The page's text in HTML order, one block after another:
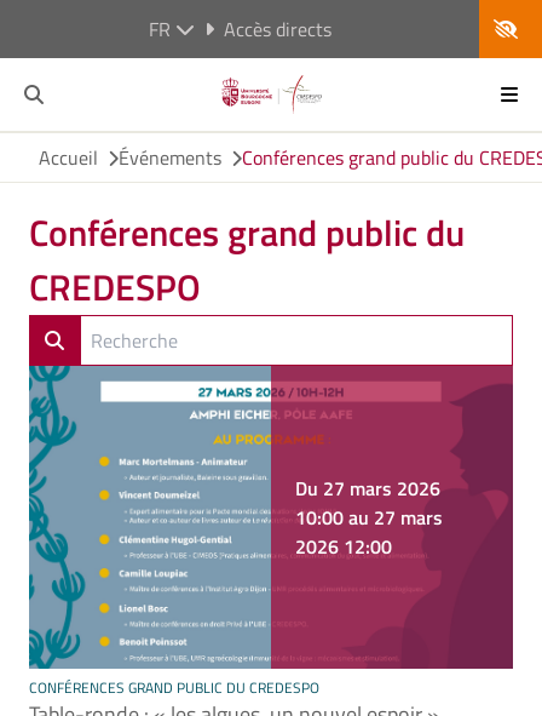
FR Accès directs
Accueil Événements Conférences grand public du
Conférences grand public du
CREDESPO
Du 27 mars 2026
10:00 au 27 mars
2026 12:00
CONFÉRENCES GRAND PUBLIC DU CREDESPO